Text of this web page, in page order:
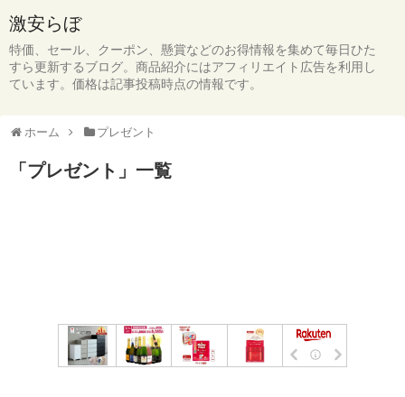
激安らぼ
特価、セール、クーポン、懸賞などのお得情報を集めて毎日ひた
すら更新するブログ。商品紹介にはアフィリエイト広告を利用し
ています。価格は記事投稿時点の情報です。
ホーム プレゼント
「 プレゼント 」 一覧